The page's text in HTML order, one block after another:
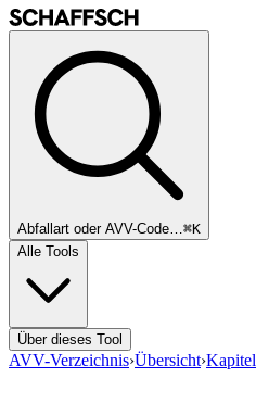
Abfallart oder AVV-Code…⌘K
Alle Tools
Über dieses Tool
AVV-Verzeichnis›Übersicht›Kapitel